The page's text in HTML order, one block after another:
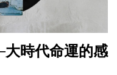
時代命運的感